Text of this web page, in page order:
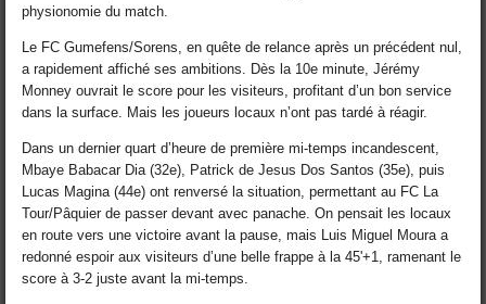
physionomie du match.
Le FC Gumefens/Sorens, en quête de relance après un précédent nul,
a rapidement affiché ses ambitions. Dès la 10e minute, Jérémy
Monney ouvrait le score pour les visiteurs, profitant d’un bon service
dans la surface. Mais les joueurs locaux n’ont pas tardé à réagir.
Dans un dernier quart d’heure de première mi-temps incandescent,
Mbaye Babacar Dia (32e), Patrick de Jesus Dos Santos (35e), puis
Lucas Magina (44e) ont renversé la situation, permettant au FC La
Tour/Pâquier de passer devant avec panache. On pensait les locaux
en route vers une victoire avant la pause, mais Luis Miguel Moura a
redonné espoir aux visiteurs d’une belle frappe à la 45'+1, ramenant le
score à 3-2 juste avant la mi-temps.